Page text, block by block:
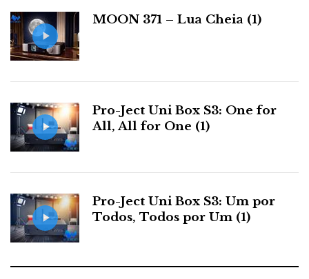
s
MOON 371 – Lua Cheia (1)
Pro-Ject Uni Box S3: One for
All, All for One (1)
Pro-Ject Uni Box S3: Um por
Todos, Todos por Um (1)